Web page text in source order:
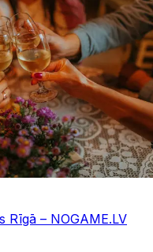
Rīgā – NOGAME.LV